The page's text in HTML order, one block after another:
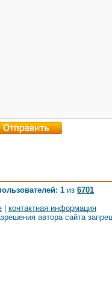
1 из 6701
контактная информация
автора сайта